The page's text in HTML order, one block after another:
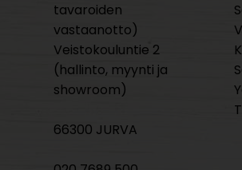
tavaroiden
vastaanotto)
Veistokouluntie 2
(hallinto, myynti ja
showroom)
66300 JURVA